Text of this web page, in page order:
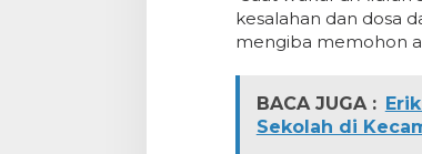
kesalahan dan dosa
mengiba memohon
BACA JUGA :
Sekolah di